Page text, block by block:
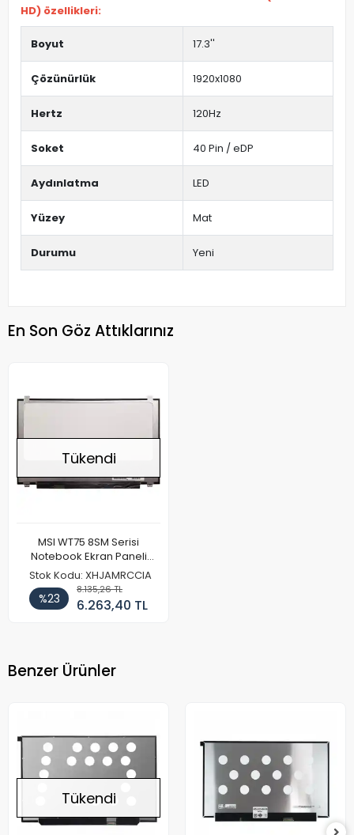
HD) özellikleri:
Boyut 17.3''
Çözünürlük 1920x1080
Hertz 120Hz
Soket 40 Pin / eDP
Aydınlatma LED
Yüzey Mat
Durumu Yeni
En Son Göz Attıklarınız
Tükendi
MSI WT75 8SM Serisi
Notebook Ekran Paneli
(120hz Full HD)
Stok Kodu: XHJAMRCCIA
%23
8.135,26 TL
6.263,40 TL
Benzer Ürünler
Tükendi